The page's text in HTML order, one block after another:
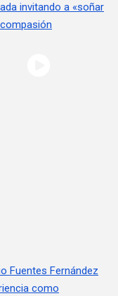
invitando a «soñar
Fuentes Fernández
como